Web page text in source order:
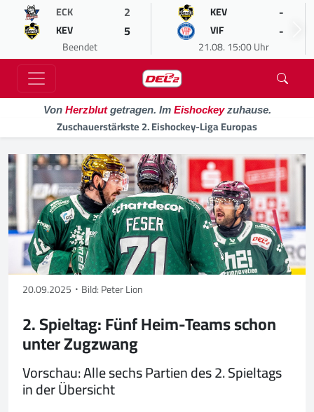
ECK 2
KEV 5
Beendet
KEV -
VIF -
21.08. 15:00 Uhr
Von Herzblutgetragen. Im Eishockeyzuhause.
Zuschauerstärkste 2. Eishockey-Liga Europas
20.09.2025 Bild: Peter Lion
2. Spieltag: Fünf Heim-Teams schon
unter Zugzwang
Vorschau: Alle sechs Partien des 2. Spieltags
in der Übersicht